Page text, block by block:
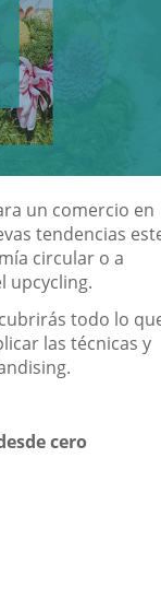
un comercio en
tendencias
circular o a
upcycling.
todo lo
las técnicas y
cero